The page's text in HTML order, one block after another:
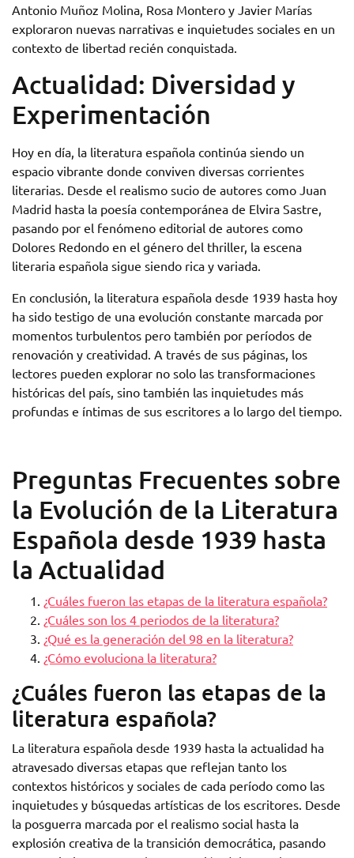
Antonio Muñoz Molina, Rosa Montero y Javier Marías
exploraron nuevas narrativas e inquietudes sociales en un
contexto de libertad recién conquistada.
Actualidad: Diversidad y
Experimentación
Hoy en día, la literatura española continúa siendo un
espacio vibrante donde conviven diversas corrientes
literarias. Desde el realismo sucio de autores como Juan
Madrid hasta la poesía contemporánea de Elvira Sastre,
pasando por el fenómeno editorial de autores como
Dolores Redondo en el género del thriller, la escena
literaria española sigue siendo rica y variada.
En conclusión, la literatura española desde 1939 hasta hoy
ha sido testigo de una evolución constante marcada por
momentos turbulentos pero también por períodos de
renovación y creatividad. A través de sus páginas, los
lectores pueden explorar no solo las transformaciones
históricas del país, sino también las inquietudes más
profundas e íntimas de sus escritores a lo largo del tiempo.
Preguntas Frecuentes sobre
la Evolución de la Literatura
Española desde 1939 hasta
la Actualidad
¿Cuáles fueron las etapas de la literatura española?
¿Cuáles son los 4 periodos de la literatura?
¿Qué es la generación del 98 en la literatura?
¿Cómo evoluciona la literatura?
¿Cuáles fueron las etapas de la
literatura española?
La literatura española desde 1939 hasta la actualidad ha
atravesado diversas etapas que reflejan tanto los
contextos históricos y sociales de cada período como las
inquietudes y búsquedas artísticas de los escritores. Desde
la posguerra marcada por el realismo social hasta la
explosión creativa de la transición democrática, pasando